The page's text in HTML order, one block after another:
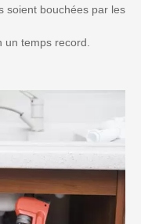
soient bouchées par les
temps record.